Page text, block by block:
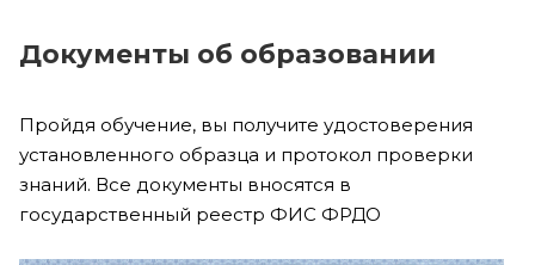
Документы об образовании
Пройдя обучение, вы получите удостоверения
установленного образца и протокол проверки
знаний. Все документы вносятся в
государственный реестр ФИС ФРДО